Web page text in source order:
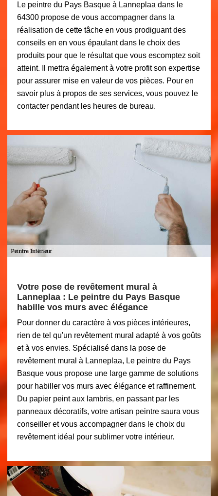
Le peintre du Pays Basque à Lanneplaa dans le
64300 propose de vous accompagner dans la
réalisation de cette tâche en vous prodiguant des
conseils en en vous épaulant dans le choix des
produits pour que le résultat que vous escomptez soit
atteint. Il mettra également à votre profit son expertise
pour assurer mise en valeur de vos pièces. Pour en
savoir plus à propos de ses services, vous pouvez le
contacter pendant les heures de bureau.
Votre pose de revêtement mural à
Lanneplaa : Le peintre du Pays Basque
habille vos murs avec élégance
Pour donner du caractère à vos pièces intérieures,
rien de tel qu'un revêtement mural adapté à vos goûts
et à vos envies. Spécialisé dans la pose de
revêtement mural à Lanneplaa, Le peintre du Pays
Basque vous propose une large gamme de solutions
pour habiller vos murs avec élégance et raffinement.
Du papier peint aux lambris, en passant par les
panneaux décoratifs, votre artisan peintre saura vous
conseiller et vous accompagner dans le choix du
revêtement idéal pour sublimer votre intérieur.